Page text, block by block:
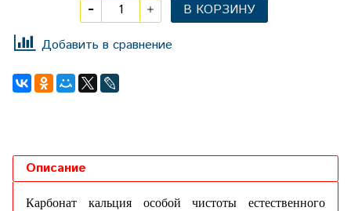
В КОРЗИНУ
Добавить в сравнение
Описание
Карбонат кальция особой чистоты естественного